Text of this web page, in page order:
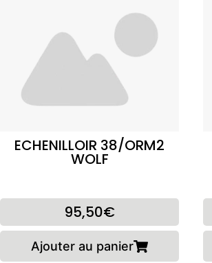
ECHENILLOIR 38/ORM2
WOLF
95,50€
Ajouter au panier